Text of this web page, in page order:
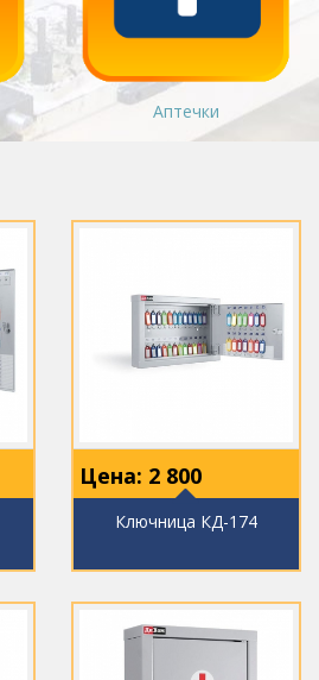
Аптечки
Цена: 2 800
Ключница КД-174